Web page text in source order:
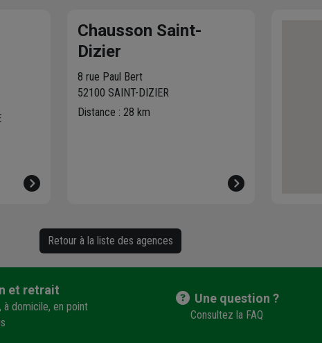
la marche à suivre pour faire
réparer votre machine.
Chausson Saint-
Dizier
8 rue Paul Bert
52100 SAINT-DIZIER
Distance : 28 km
Retour à la liste des agences
et retrait
à domicile, en point
Une question ?
Consultez la FAQ